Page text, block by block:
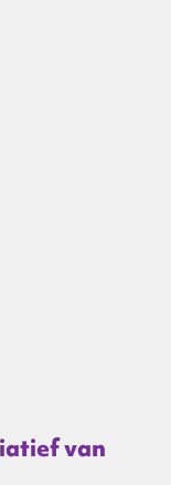
van